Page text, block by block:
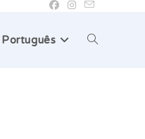
Português Toggle